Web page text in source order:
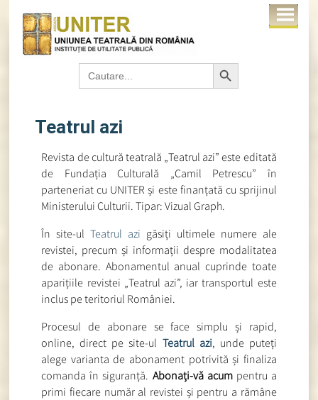
Search
for:
Search Button
Teatrul azi
Revista de cultură teatrală „Teatrul azi” este editată
de Fundația Culturală „Camil Petrescu” în
parteneriat cu UNITER și este finanțată cu sprijinul
Ministerului Culturii. Tipar: Vizual Graph.
În site-ulTeatrul azi găsiți ultimele numere ale
revistei, precum și informații despre modalitatea
de abonare. Abonamentul anual cuprinde toate
aparițiile revistei „Teatrul azi”, iar transportul este
inclus pe teritoriul României.
Procesul de abonare se face simplu și rapid,
online, direct pe site-ul Teatrul azi, unde puteți
alege varianta de abonament potrivită și finaliza
comanda în siguranță. Abonați-vă acumpentru a
primi fiecare număr al revistei și pentru a rămâne